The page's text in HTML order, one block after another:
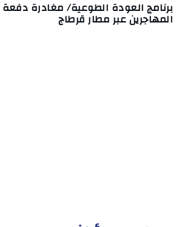
برنامج العودة الطوعية/ مغادرة
المهاجرين عبر مطار قرطاج